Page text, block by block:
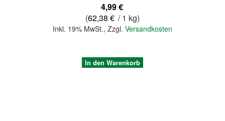
4,99 €
(62,38 € / 1 kg)
Inkl. 19% MwSt., Zzgl. Versandkosten
In den Warenkorb